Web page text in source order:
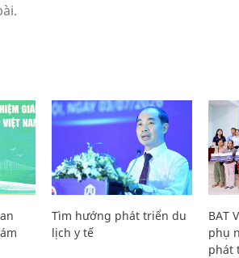
Tìm hướng phát triển du
lịch y tế
BAT
phụ
phát